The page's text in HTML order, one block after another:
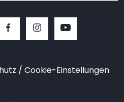
Cookie-Einstellungen